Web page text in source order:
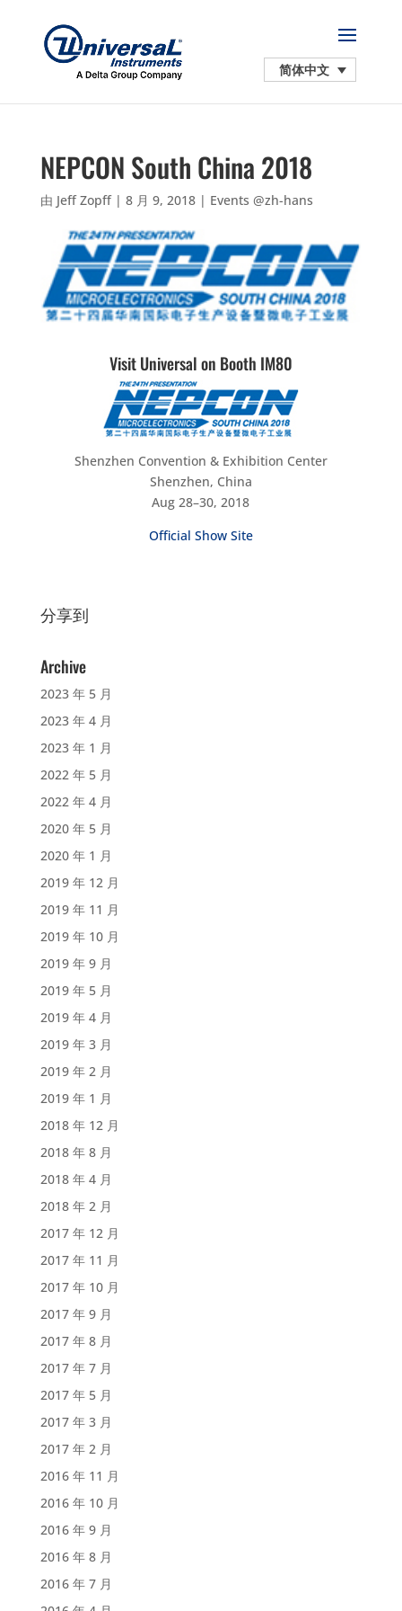
简体中文
NEPCON South China 2018
由 Jeff Zopff| 8 月 9, 2018| Events @zh-hans
Visit Universal on Booth IM80
Shenzhen Convention & Exhibition Center
Shenzhen, China
Aug 28–30, 2018
Official Show Site
分享到
Archive
2023 年 5 月
2023 年 4 月
2023 年 1 月
2022 年 5 月
2022 年 4 月
2020 年 5 月
2020 年 1 月
2019 年 12 月
2019 年 11 月
2019 年 10 月
2019 年 9 月
2019 年 5 月
2019 年 4 月
2019 年 3 月
2019 年 2 月
2019 年 1 月
2018 年 12 月
2018 年 8 月
2018 年 4 月
2018 年 2 月
2017 年 12 月
2017 年 11 月
2017 年 10 月
2017 年 9 月
2017 年 8 月
2017 年 7 月
2017 年 5 月
2017 年 3 月
2017 年 2 月
2016 年 11 月
2016 年 10 月
2016 年 9 月
2016 年 8 月
2016 年 7 月